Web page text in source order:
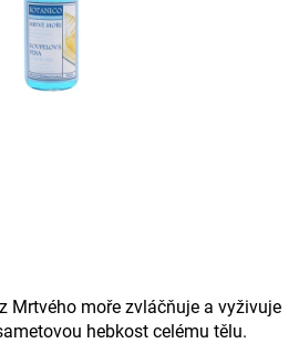
Mrtvého moře zvláčňuje a vyživuje
hebkost celému tělu.